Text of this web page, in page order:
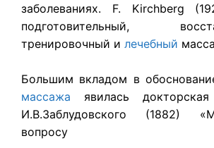
заболеваниях. F. Kirchberg
подготовительный,
тренировочный и лечебный
Большим вкладом в
массажа явилась докторская
И.В.Заблудовского (1882)
вопросу